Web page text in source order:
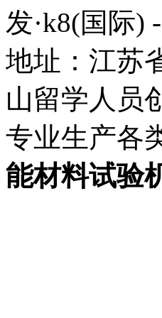
发·k8(国际)
地址：江苏
山留学人员
专业生产各
能材料试验